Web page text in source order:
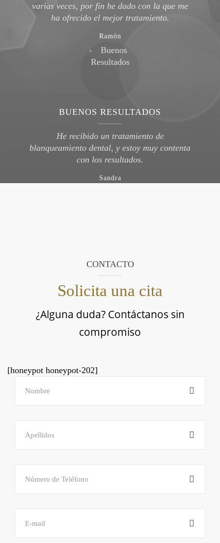
varias veces, por fin he dado con la que me
ha ofrecido el mejor tratamiento.
Ramón
BUENOS RESULTADOS
He recibido un tratamiento de
blanqueamiento dental, y estoy muy contenta
con los resultados.
Sandra
CONTACTO
Solicita una cita
¿Alguna duda? Contáctanos sin
compromiso
[honeypot honeypot-202]